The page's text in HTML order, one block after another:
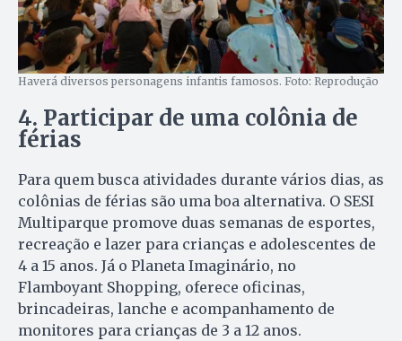
Haverá diversos personagens infantis famosos. Foto: Reprodução
4. Participar de uma colônia de
férias
Para quem busca atividades durante vários dias, as
colônias de férias são uma boa alternativa. O SESI
Multiparque promove duas semanas de esportes,
recreação e lazer para crianças e adolescentes de
4 a 15 anos. Já o Planeta Imaginário, no
Flamboyant Shopping, oferece oficinas,
brincadeiras, lanche e acompanhamento de
monitores para crianças de 3 a 12 anos.